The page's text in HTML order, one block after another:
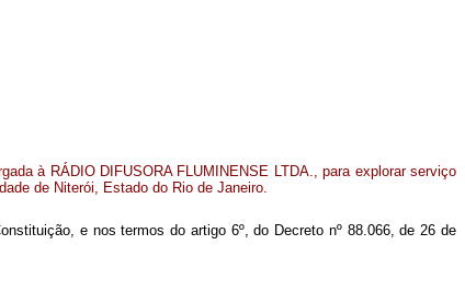
à RÁDIO DIFUSORA FLUMINENSE LTDA., para explorar serviço
de Niterói, Estado do Rio de Janeiro.
e nos termos do artigo 6º, do Decreto nº 88.066, de 26 de